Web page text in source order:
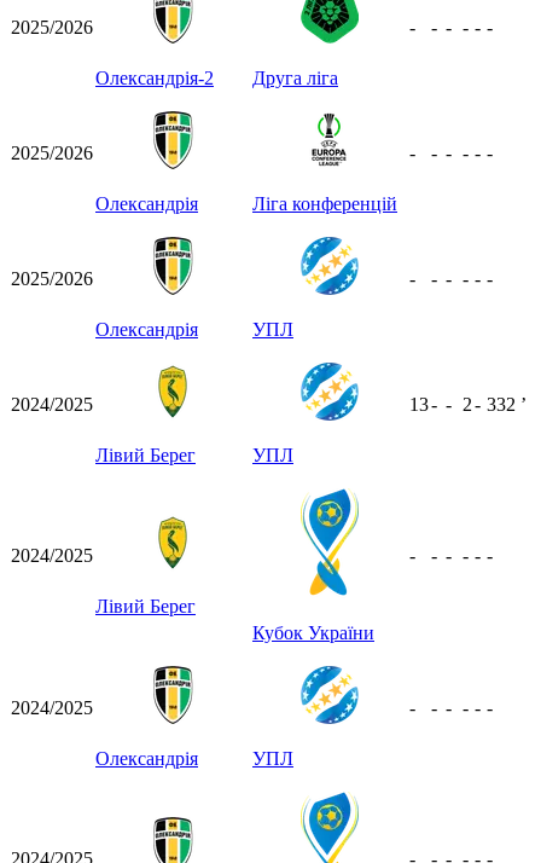
2025/2026
Олександрія-2 Друга ліга
- - - - - -
2025/2026
Олександрія Ліга конференцій
- - - - - -
2025/2026
Олександрія УПЛ
- - - - - -
2024/2025
Лівий Берег УПЛ
13- - 2- 332 ʼ
2024/2025
Лівий Берег
Кубок України
- - - - - -
2024/2025
Олександрія УПЛ
- - - - - -
2024/2025 - - - - - -